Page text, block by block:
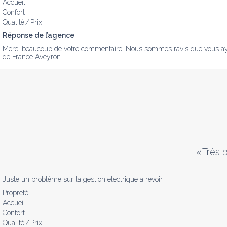
Accueil
Confort
Qualité / Prix
Réponse de l’agence
Merci beaucoup de votre commentaire. Nous sommes ravis que vous
de France Aveyron.
«Très
Juste un problème sur la gestion electrique a revoir
Propreté
Accueil
Confort
Qualité / Prix